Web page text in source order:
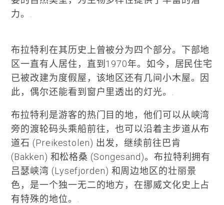
力。.
布拉特利在其历史上曾被分为四个部分。下部地
区一直有人居住，直到1970年。如今，居民住宅
已被改建为度假屋，该地区还有几间小木屋。因
此，偶尔还能看到窗户里透出的灯光。.
布拉特利是游客的热门目的地，他们可以从峡湾
旁的渡轮码头乘船前往，也可以沿着主步道从布
道石 (Preikestolen) 出发，继续前往巴肯
(Bakken) 和松格桑 (Songesand)。布拉特利拥有
吕瑟峡湾 (Lysefjorden) 和周边地区的壮丽景
色，是一个独一无二的地方，在挪威文化史上占
有特殊的地位。.